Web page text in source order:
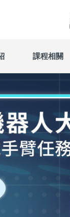
課程相關